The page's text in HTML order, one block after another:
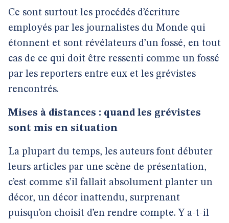
Ce sont surtout les procédés d’écriture
employés par les journalistes du Monde qui
étonnent et sont révélateurs d’un fossé, en tout
cas de ce qui doit être ressenti comme un fossé
par les reporters entre eux et les grévistes
rencontrés.
Mises à distances : quand les grévistes
sont mis en situation
La plupart du temps, les auteurs font débuter
leurs articles par une scène de présentation,
c’est comme s’il fallait absolument planter un
décor, un décor inattendu, surprenant
puisqu’on choisit d’en rendre compte. Y a-t-il